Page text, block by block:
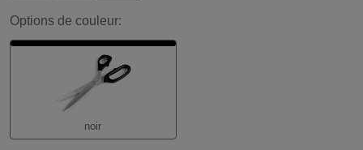
Options de couleur:
noir